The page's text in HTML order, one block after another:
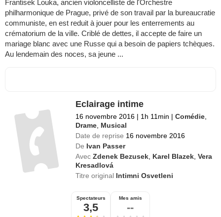
Frantisek Louka, ancien violoncelliste de l'Orchestre
philharmonique de Prague, privé de son travail par la bureaucratie
communiste, en est reduit à jouer pour les enterrements au
crématorium de la ville. Criblé de dettes, il accepte de faire un
mariage blanc avec une Russe qui a besoin de papiers tchèques.
Au lendemain des noces, sa jeune ...
Eclairage intime
16 novembre 2016 | 1h 11min | Comédie,
Drame, Musical
Date de reprise 16 novembre 2016
De Ivan Passer
Avec Zdenek Bezusek, Karel Blazek, Vera
Kresadlová
Titre original Intimni Osvetleni
Spectateurs
3,5
Mes amis
--